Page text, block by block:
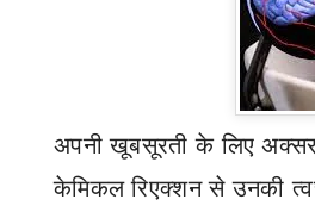
अपनी खूबसूरती के लिए
केमिकल रिएक्शन से उनकी